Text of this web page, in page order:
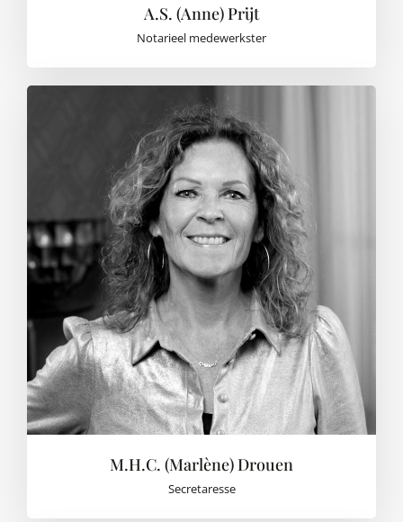
A.S. (Anne) Prijt
Notarieel medewerkster
M.H.C. (Marlène) Drouen
Secretaresse